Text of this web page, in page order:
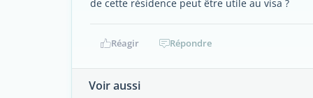
de cette résidence peut être utile au visa ?
Réagir Répondre
Voir aussi